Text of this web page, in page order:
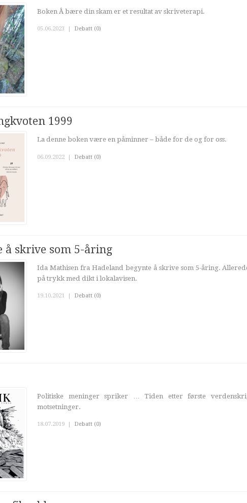
Boken Å bære din skam er et resultat av skriveterapi.
05.06.2023 | Debatt (0)
1999
La denne boken være en påminner – både for de og for oss.
06.09.2022 | Debatt (0)
å skrive som 5-åring
Ida Mathisen fra Hadeland begynte å skrive som 5-åring.
på trykk med dikt i lokalavisen.
19.10.2021 Debatt (0)
Politiske meninger spriker … Tiden etter første
motsetninger.
18.07.2019 | Debatt (0)